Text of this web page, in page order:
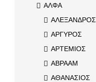
ΑΛΦΑ
ΑΛΕΞΑΝΔΡΟΣ
ΑΡΓΥΡΟΣ
ΑΡΤΕΜΙΟΣ
ΑΒΡΑΑΜ
ΑΘΑΝΑΣΙΟΣ